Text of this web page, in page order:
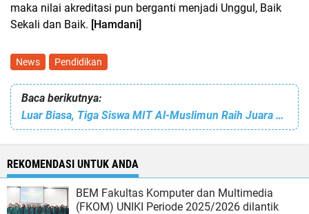
maka nilai akreditasi pun berganti menjadi Unggul, Baik
Sekali dan Baik. [Hamdani]
News Pendidikan
Baca berikutnya:
Luar Biasa, Tiga Siswa MIT Al-Muslimun Raih Juara Olimpiade Bahasa Arab Tingkat Kabupaten
REKOMENDASI UNTUK ANDA
BEM Fakultas Komputer dan Multimedia
(FKOM) UNIKI Periode 2025/2026 dilantik